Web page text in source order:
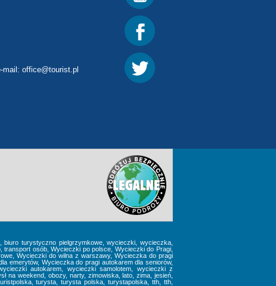
mail: office@tourist.pl
turystyczno pielgrzymkowe, wycieczki, wycieczka,
osób, Wycieczki po polsce, Wycieczki do Pragi,
Wycieczki do wilna z warszawy, Wycieczka do pragi
emerytów, Wycieczka do pragi autokarem dla seniorów,
autokarem, wycieczki samolotem, wycieczki z
na weekend, obozy, narty, zimowiska, lato, zima, jesień,
turysta, turysta polska, turystapolska, tth, tth,